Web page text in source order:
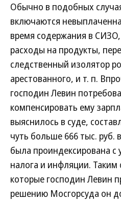
Обычно в подобных
включаются
время содержания в
расходы на продукты,
следственный изолятор
арестованного, и т. п.
господин Левин
компенсировать ему
выяснилось в суде,
чуть больше 666 тыс. руб.
была проиндексирована
налога и инфляции. Таким
которые господин Левин
решению Мосгорсуда он